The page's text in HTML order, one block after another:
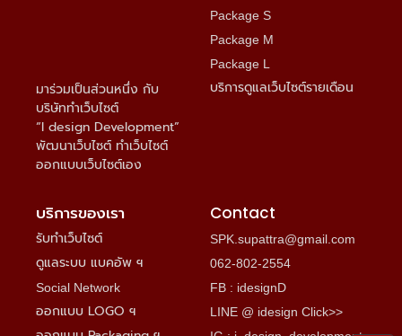
มาร่วมเป็นส่วนหนึ่ง กับ
บริษัททำเว็บไซต์
“I design Development”
พัฒนาเว็บไซต์ ทำเว็บไซต์
ออกแบบเว็บไซต์เอง
Package S
Package M
Package L
บริการดูแลเว็บไซต์รายเดือน
บริการของเรา
รับทำเว็บไซต์
ดูแลระบบ แบคอัพ ฯ
Social Network
ออกแบบ LOGO ฯ
Contact
SPK.supattra@gmail.com
062-802-2554
FB : idesignD
LINE @ idesign Click>>